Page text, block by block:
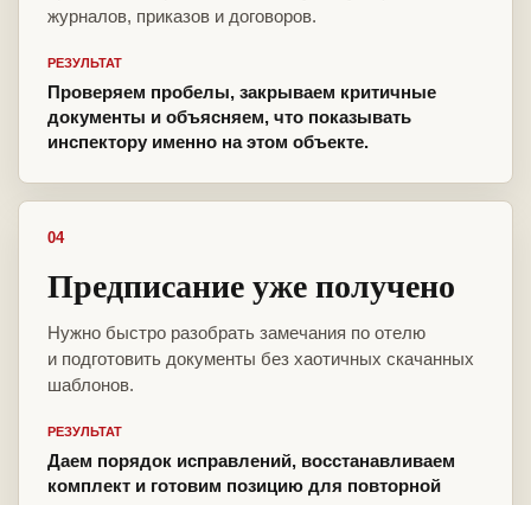
журналов, приказов и договоров.
РЕЗУЛЬТАТ
Проверяем пробелы, закрываем критичные
документы и объясняем, что показывать
инспектору именно на этом объекте.
04
Предписание уже получено
Нужно быстро разобрать замечания по отелю
и подготовить документы без хаотичных скачанных
шаблонов.
РЕЗУЛЬТАТ
Даем порядок исправлений, восстанавливаем
комплект и готовим позицию для повторной